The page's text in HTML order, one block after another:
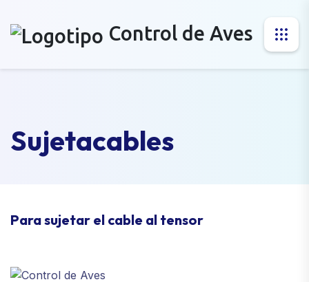
Control de Aves
Sujetacables
Para sujetar el cable al tensor